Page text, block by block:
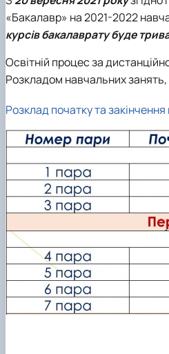
Відомі постаті
ІІ етап Всеукраїнської
«Бакалавр» на 2021-2022
курсів бакалаврату буде
Освітній процес за
Розкладом навчальних занять,
Розклад початку та